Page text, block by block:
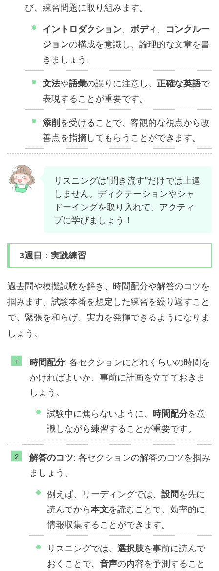
び、練習問題に取り組みます。
イントロダクション、 ボディ、 コンクルー
ジョンの構成を意識し、論理的な文章を書
きましょう。
文法や語彙の誤りに注意し、 正確な英語で
表現することが重要です。
添削を受けることで、客観的な視点から改
善点を指摘してもらうことができます。
リスニングは"聞き流す"だけでは上達
しません。ディクテーションやシャ
ドーイングを取り入れて、アクティ
ブに学びましょう！
3週目：実践練習
過去問や模擬試験を解き、時間配分や解答のコツを
掴みます。試験本番を想定した練習を繰り返すこと
で、緊張を和らげ、実力を発揮できるようになりま
しょう。
時間配分: 各セクションにどれくらいの時間を
かければよいか、事前に計画を立てておきま
しょう。
試験中に焦らないように、 時間配分を意
識しながら練習することが重要です。
解答のコツ: 各セクションの解答のコツを掴み
ましょう。
例えば、リーディングでは、 設問を先に
読んでから本文を読むことで、効率的に
情報収集することができます。
リスニングでは、 選択肢を事前に読んで
おくことで、 音声の内容を予測すること